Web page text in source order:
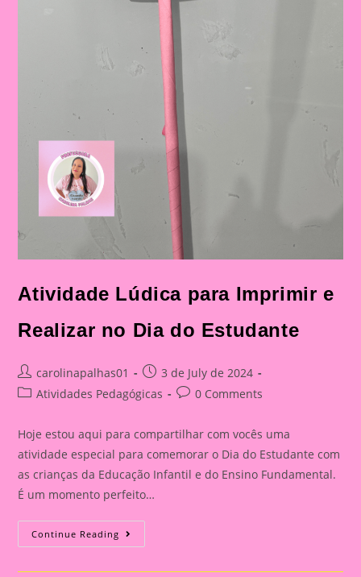
Atividade Lúdica para Imprimir e
Realizar no Dia do Estudante
Post
author:
carolinapalhas01
Post
published:
3 de July de 2024
PostAtividades Pedagógicas
Post0 Comments
Hoje estou aqui para compartilhar com vocês uma
atividade especial para comemorar o Dia do Estudante com
as crianças da Educação Infantil e do Ensino Fundamental.
É um momento perfeito…
Continue Reading Atividade
Lúdica
Imprimir